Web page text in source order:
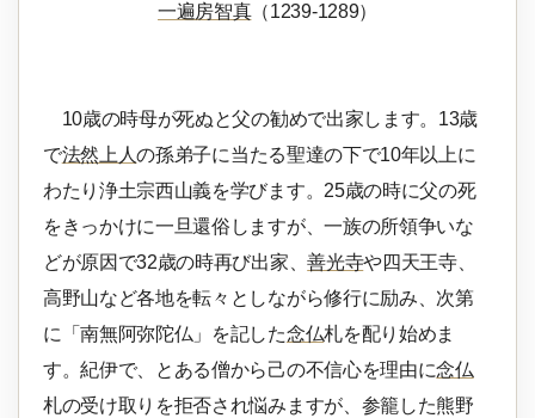
一遍房智真（1239-1289）
10歳の時母が死ぬと父の勧めで出家します。13歳
で法然上人の孫弟子に当たる聖達の下で10年以上に
わたり浄土宗西山義を学びます。25歳の時に父の死
をきっかけに一旦還俗しますが、一族の所領争いな
どが原因で32歳の時再び出家、善光寺や四天王寺、
高野山など各地を転々としながら修行に励み、次第
に「南無阿弥陀仏」を記した念仏札を配り始めま
す。紀伊で、とある僧から己の不信心を理由に念仏
札の受け取りを拒否され悩みますが、参籠した熊野